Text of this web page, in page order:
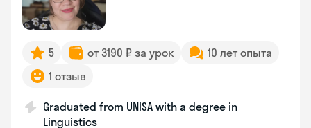
5 от 3190 ₽ за урок
10 лет опыта
1 отзыв
Graduated from UNISA with a degree in
Linguistics